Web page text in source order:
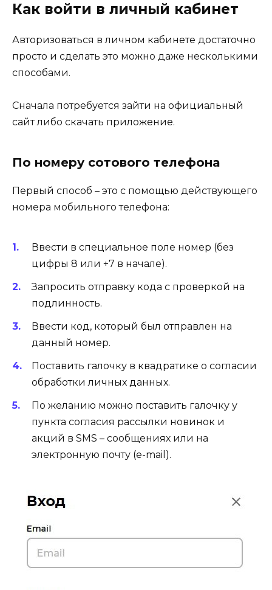
Как войти в личный кабинет
Авторизоваться в личном кабинете достаточно
просто и сделать это можно даже несколькими
способами.
Сначала потребуется зайти на официальный
сайт либо скачать приложение.
По номеру сотового телефона
Первый способ – это с помощью действующего
номера мобильного телефона:
Ввести в специальное поле номер (без
цифры 8 или +7 в начале).
Запросить отправку кода с проверкой на
подлинность.
Ввести код, который был отправлен на
данный номер.
Поставить галочку в квадратике о согласии
обработки личных данных.
По желанию можно поставить галочку у
пункта согласия рассылки новинок и
акций в SMS – сообщениях или на
электронную почту (e-mail).